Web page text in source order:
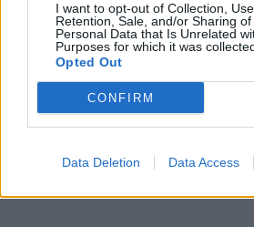
I want to opt-out of Collection, Use,
Retention, Sale, and/or Sharing of
Personal Data that Is Unrelated
Purposes for which it was
Opted Out
CONFIRM
Data Deletion Data Access